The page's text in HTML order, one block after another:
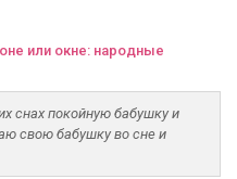
или окне: народные
снах покойную бабушку и
свою бабушку во сне и